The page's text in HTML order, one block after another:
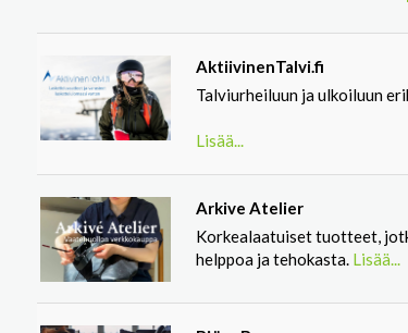
AktiivinenTalvi.fi
Talviurheiluun ja ulkoiluun
Lisää...
Arkive Atelier
Korkealaatuiset tuotteet,
helppoa ja tehokasta. Lisää...